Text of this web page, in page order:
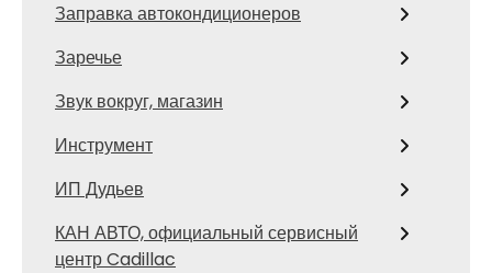
Заправка автокондиционеров
Заречье
Звук вокруг, магазин
Инструмент
ИП Дудьев
КАН АВТО, официальный сервисный
центр Cadillac